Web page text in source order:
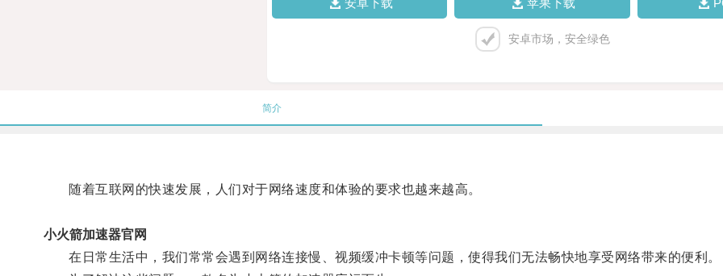
安卓市场，安全绿色
简介
随着互联网的快速发展，人们对于网络速度和体验的要求也越来越高。
小火箭加速器官网
在日常生活中，我们常常会遇到网络连接慢、视频缓冲卡顿等问题，使得我们无法畅快地享受网络带来的便利。